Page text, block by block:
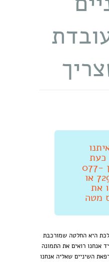
בטלפון 077-
7296029 או
את
מטה
היא החלטה שמורכבת
אנחנו רואים את התמונה
השיניים שאליה אנחנו